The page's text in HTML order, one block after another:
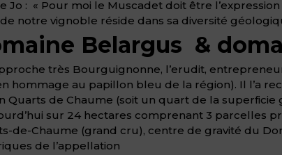
Jo : « Pour moi le Muscadet doit être
de notre vignoble réside dans sa diversité
Belargus &
très Bourguignonne, l’erudit,
hommage au papillon bleu de la région). Il l’a
Quarts de Chaume (soit un quart de la
sur 24 hectares comprenant 3 parcelles
de-Chaume (grand cru), centre de gravité du
de l’appellation